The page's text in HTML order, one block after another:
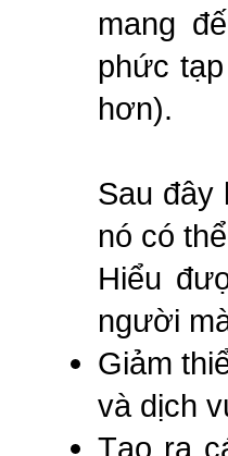
mang
phức
hơn).
Sau đây
nó có
Hiểu
người
Giảm
và dịch
Tạo ra